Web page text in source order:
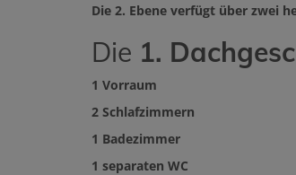
Die 2. Ebene verfügt über zwei
Die 1.
1 Vorraum
2 Schlafzimmern
1 Badezimmer
1 separaten WC